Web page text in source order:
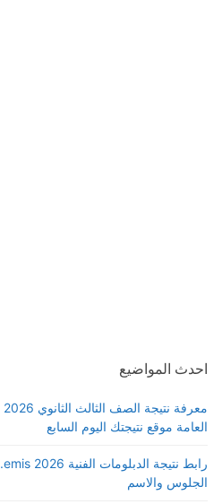
احدث المواضيع
العامة موقع نتيجتك اليوم السابع
الجلوس والاسم